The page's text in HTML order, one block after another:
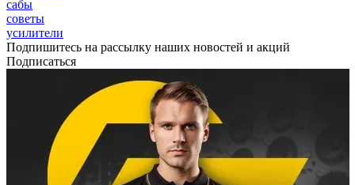
сабы
советы
усилители
Подпишитесь на рассылку наших новостей и акций
Подписаться